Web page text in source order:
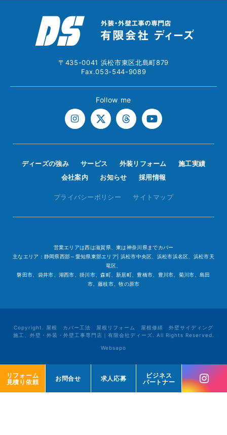
リフォーム
見積り依頼
お問合せ 求人応募
ビジネス
パートナー
リフォーム
見積り依頼
お問合せ 求人応募
ビジネス
パートナー
〒435-0041 浜松市東区北島町879
Fax.053-544-9089
Follow me
ディーズの強み サービス 外装リフォーム
施工実績
会社案内
お知らせ 採用情報
プライバシーポリシー サイトマップ
営業エリアは西は滋賀県、東は神奈川県までカバー
主なエリア：静岡県西部～愛知県東部エリア| 浜松市中央区、浜松市浜名区、浜松市天
竜区、
磐田市、袋井市、湖西市、掛川市、森町、新居町、豊橋市、豊川市、菊川市、島田
市、藤枝市、牧の原市
Copyright. 屋根 カバー工法 屋根リフォーム 屋根修繕 外壁サイディング
施工、外壁・外装・外壁工事専門店｜有限会社ディーズ. All Rights Reserved.
Websapo